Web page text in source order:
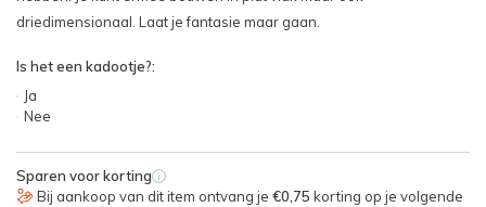
driedimensionaal. Laat je fantasie maar gaan.
Is het een kadootje?:
Ja
Nee
Sparen voor korting i
Bij aankoop van dit item ontvang je €0,75 korting op je volgende